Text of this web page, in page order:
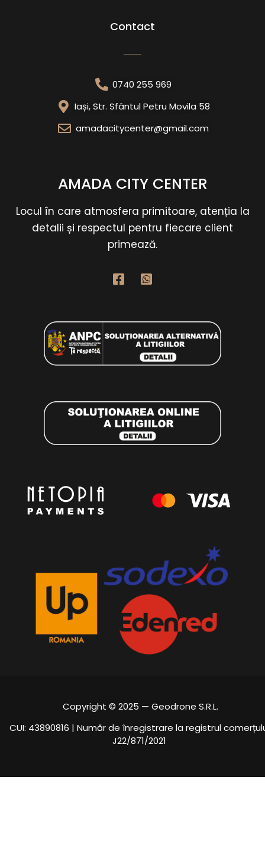
Contact
0740 255 969
Iași, Str. Sfântul Petru Movila 58
amadacitycenter@gmail.com
AMADA CITY CENTER
Locul în care atmosfera primitoare, atenția la
detalii și respectul pentru fiecare client
primează.
Copyright © 2025 — Geodrone S.R.L.
CUI: 43890816 | Număr de înregistrare la registrul
J22/871/2021